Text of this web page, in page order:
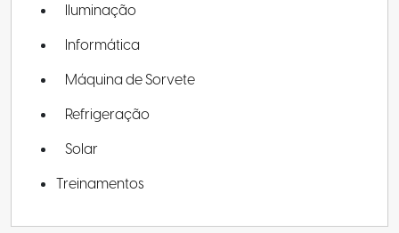
Iluminação
Informática
Máquina de Sorvete
Refrigeração
Solar
Treinamentos